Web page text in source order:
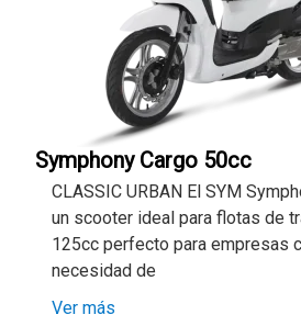
Symphony Cargo 50cc
CLASSIC URBAN El SYM
un scooter ideal para flotas de
125cc perfecto para empresas
necesidad de
Ver más